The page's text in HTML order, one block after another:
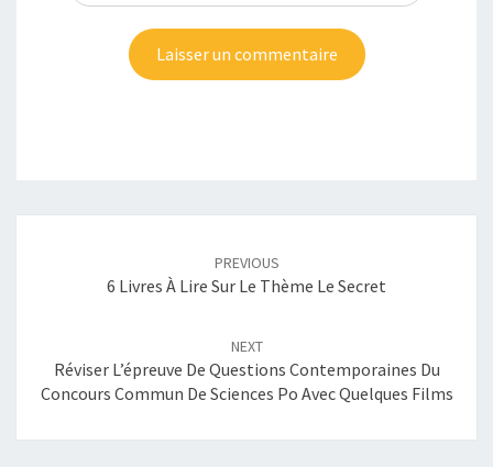
PREVIOUS
6 Livres À Lire Sur Le Thème Le Secret
NEXT
Réviser L’épreuve De Questions Contemporaines Du
Concours Commun De Sciences Po Avec Quelques Films